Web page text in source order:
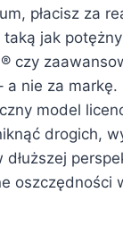
płacisz za
jak
czy
a nie za
model
drogich,
dłuższej
oszczędności